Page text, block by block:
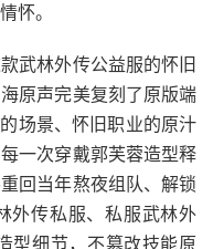
怀。
武林外传公益服的怀旧
原声完美复刻了原版端
场景、怀旧职业的原汁
一次穿戴郭芙蓉造型释
回当年熬夜组队、解锁
外传私服、私服武林外
型细节，不篡改技能原